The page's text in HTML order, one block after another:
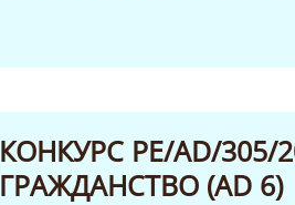
КОНКУРС PE/AD/
ГРАЖДАНСТВО (AD 6)